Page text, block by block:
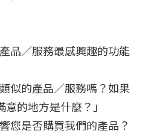
品／服務最感興趣的功能
似的產品／服務嗎？如果
的地方是什麼？」
您是否購買我們的產品？